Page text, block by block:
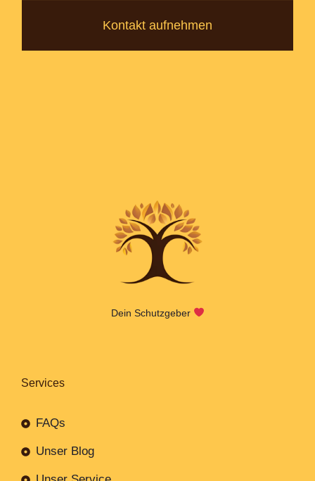
Kontakt aufnehmen
Dein Schutzgeber
Services
FAQs
Unser Blog